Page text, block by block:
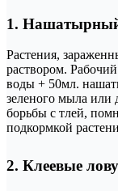
1.
Растения,
раствором.
воды + 50мл.
зеленого мыла или
борьбы с тлей,
подкормкой
2. Клеевые